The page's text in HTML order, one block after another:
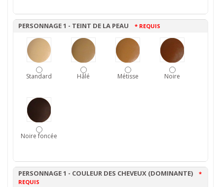
PERSONNAGE 1 - TEINT DE LA PEAU * REQUIS
Standard Hâlé Métisse Noire
Noire foncée
PERSONNAGE 1 - COULEUR DES CHEVEUX (DOMINANTE) *
REQUIS